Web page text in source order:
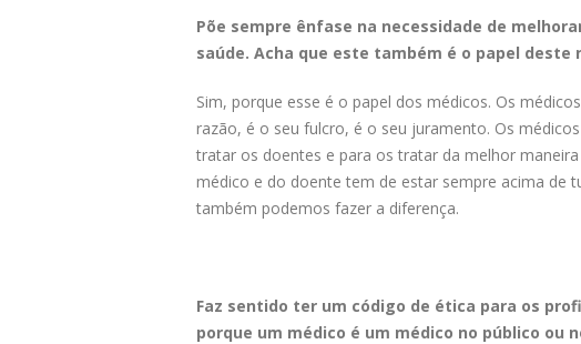
Põe sempre ênfase na necessidade de
saúde. Acha que este também é o papel deste
Sim, porque esse é o papel dos médicos. Os
razão, é o seu fulcro, é o seu juramento. Os
tratar os doentes e para os tratar da melhor
médico e do doente tem de estar sempre acima de
também podemos fazer a diferença.
Faz sentido ter um código de ética para os
porque um médico é um médico no público ou